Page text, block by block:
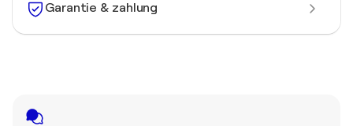
Garantie & zahlung